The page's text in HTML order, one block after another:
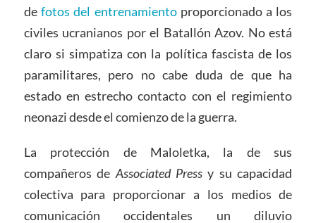
de fotos del entrenamientoproporcionado a los
civiles ucranianos por el Batallón Azov. No está
claro si simpatiza con la política fascista de los
paramilitares, pero no cabe duda de que ha
estado en estrecho contacto con el regimiento
neonazi desde el comienzo de la guerra.
La protección de Maloletka, la de sus
compañeros de Associated Press y su capacidad
colectiva para proporcionar a los medios de
comunicación occidentales un diluvio